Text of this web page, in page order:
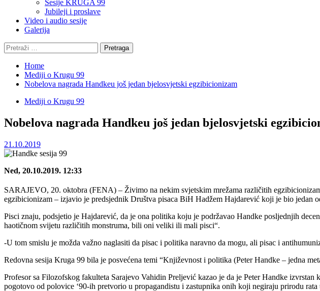
Sesije KRUGA 99
Jubileji i proslave
Video i audio sesije
Galerija
Pretraga:
Home
Mediji o Krugu 99
Nobelova nagrada Handkeu još jedan bjelosvjetski egzibicionizam
Mediji o Krugu 99
Nobelova nagrada Handkeu još jedan bjelosvjetski
21.10.2019
Ned, 20.10.2019. 12:33
SARAJEVO, 20. oktobra (FENA) – Živimo na nekim svjetskim mrežama različitih
egzibicionizam – izjavio je predsjednik Društva pisaca BiH Hadžem Hajdarević koji je bio jedan
Pisci znaju, podsjetio je Hajdarević, da je ona politika koju je podržavao Handke posljednjih
haotičnom svijetu različitih monstruma, bili oni veliki ili mali pisci“.
-U tom smislu je možda važno naglasiti da pisac i politika naravno da mogu, ali pisac i
Redovna sesija Kruga 99 bila je posvećena temi “Književnost i politika (Peter Handke – jedna
Profesor sa Filozofskog fakulteta Sarajevo Vahidin Preljević kazao je da je Peter Handke
pogotovo od polovice ‘90-ih pretvorio u propagandistu i zastupnika onih koji negiraju prirodu